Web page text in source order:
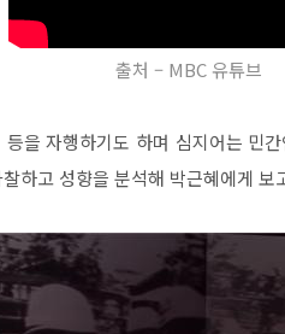
출처 – MBC 유튜브
을 자행하기도 하며 심지어는 민
하고 성향을 분석해 박근혜에게 보